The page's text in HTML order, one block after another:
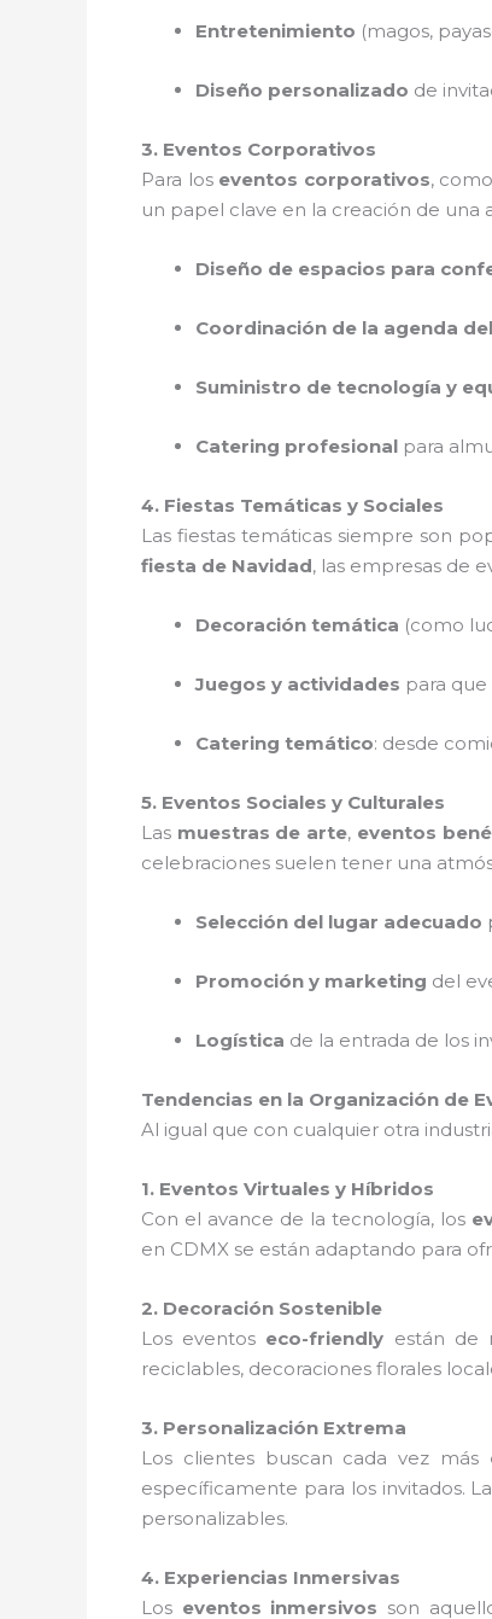
Entretenimiento (magos,
Diseño personalizado de
3. Eventos Corporativos
Para los eventos corporativos,
un papel clave en la creación de una
Diseño de espacios para
Coordinación de la agenda
Suministro de tecnología y
Catering profesional para
4. Fiestas Temáticas y Sociales
Las fiestas temáticas siempre son
fiesta de Navidad, las empresas de
Decoración temática (como
Juegos y actividades para que
Catering temático: desde
5. Eventos Sociales y Culturales
Las muestras de arte, eventos
celebraciones suelen tener una
Selección del lugar adecuado
Promoción y marketing del
Logística de la entrada de los
Tendencias en la Organización de
Al igual que con cualquier otra
1. Eventos Virtuales y Híbridos
Con el avance de la tecnología, los
en CDMX se están adaptando para
2. Decoración Sostenible
Los eventos eco-friendly están de
reciclables, decoraciones florales
3. Personalización Extrema
Los clientes buscan cada vez más
específicamente para los invitados.
personalizables.
4. Experiencias Inmersivas
Los eventos inmersivos son